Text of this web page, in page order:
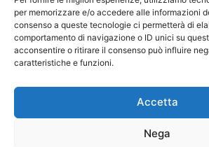
per memorizzare e/o accedere alle informazioni
consenso a queste tecnologie ci permetterà di
comportamento di navigazione o ID unici su
acconsentire o ritirare il consenso può influire
caratteristiche e funzioni.
Accetta
Nega
clienti@officinefvg.it
info@officinefvg.it
posta@officinefvgpec.It
ORARI